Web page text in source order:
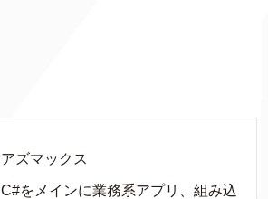
アズマックス
C#をメインに業務系アプリ、組み込